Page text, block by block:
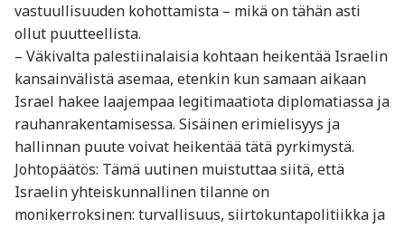
vastuullisuuden kohottamista – mikä on tähän asti
ollut puutteellista.
– Väkivalta palestiinalaisia kohtaan heikentää Israelin
kansainvälistä asemaa, etenkin kun samaan aikaan
Israel hakee laajempaa legitimaatiota diplomatiassa ja
rauhanrakentamisessa. Sisäinen erimielisyys ja
hallinnan puute voivat heikentää tätä pyrkimystä.
Johtopäätös: Tämä uutinen muistuttaa siitä, että
Israelin yhteiskunnallinen tilanne on
monikerroksinen: turvallisuus, siirtokuntapolitiikka ja